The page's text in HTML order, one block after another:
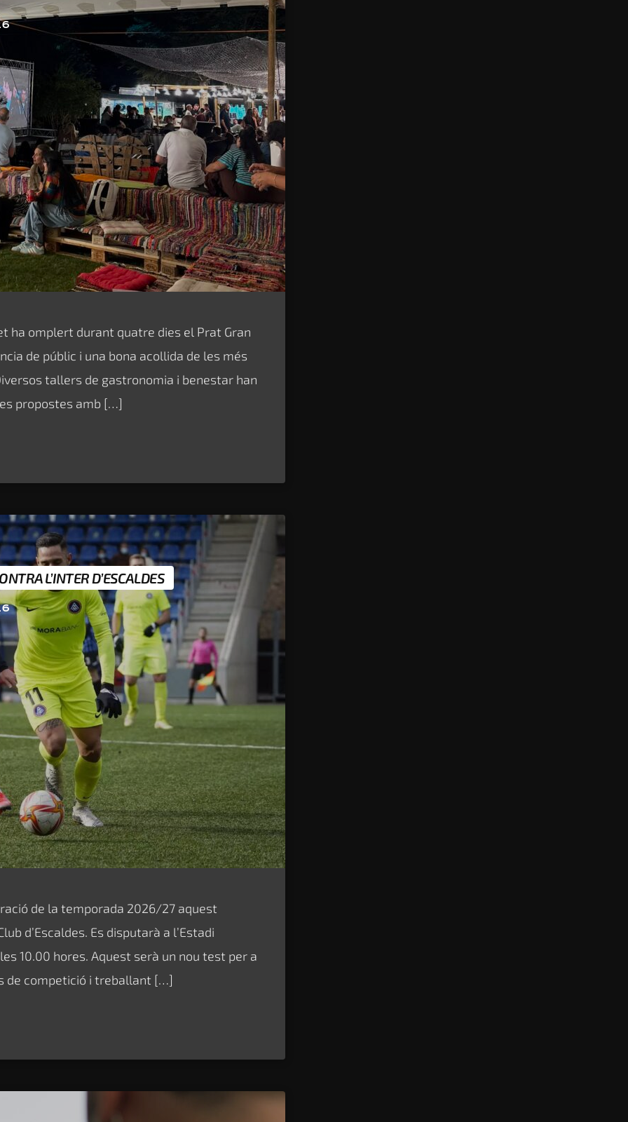
ha omplert durant quatre dies el Prat Gran
de públic i una bona acollida de les més
tallers de gastronomia i benestar han
propostes amb […]
L’INTER D’ESCALDES
de la temporada 2026/27 aquest
d’Escaldes. Es disputarà a l’Estadi
10.00 hores. Aquest serà un nou test per a
de competició i treballant […]